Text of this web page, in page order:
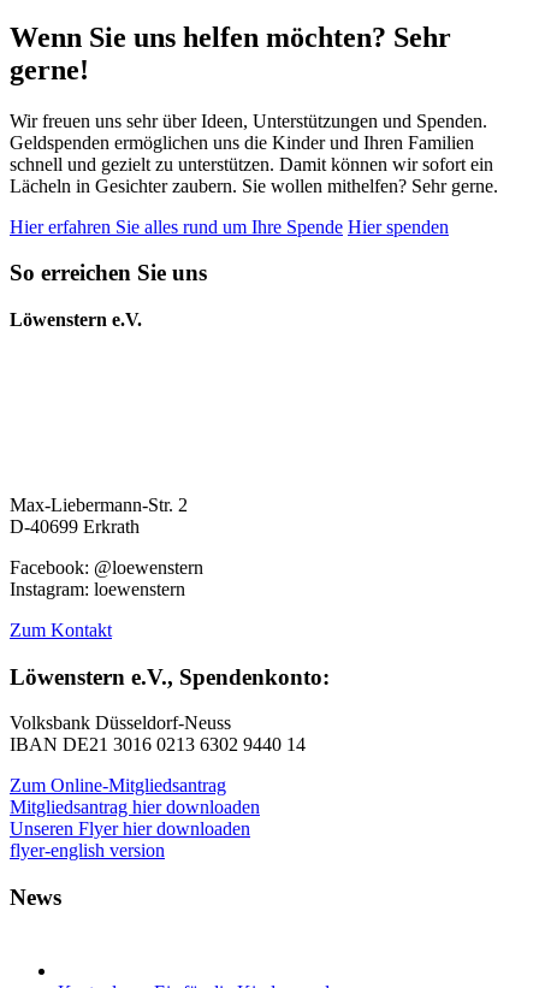
Wenn Sie uns helfen möchten? Sehr
gerne!
Wir freuen uns sehr über Ideen, Unterstützungen und Spenden.
Geldspenden ermöglichen uns die Kinder und Ihren Familien
schnell und gezielt zu unterstützen. Damit können wir sofort ein
Lächeln in Gesichter zaubern. Sie wollen mithelfen? Sehr gerne.
Hier erfahren Sie alles rund um Ihre Spende Hier spenden
So erreichen Sie uns
Löwenstern e.V.
Max-Liebermann-Str. 2
D-40699 Erkrath
Facebook: @loewenstern
Instagram: loewenstern
Zum Kontakt
Löwenstern e.V., Spendenkonto:
Volksbank Düsseldorf-Neuss
IBAN DE21 3016 0213 6302 9440 14
Zum Online-Mitgliedsantrag
Mitgliedsantrag hier downloaden
Unseren Flyer hier downloaden
flyer-english version
News